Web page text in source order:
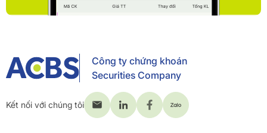
Công ty chứng khoán
Securities Company
Kết nối với chúng tôi